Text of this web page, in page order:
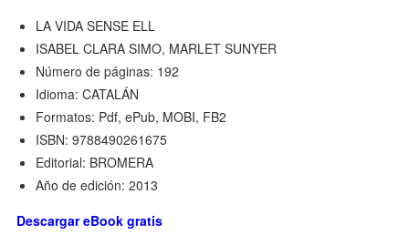
LA VIDA SENSE ELL
ISABEL CLARA SIMO, MARLET SUNYER
Número de páginas: 192
Idioma: CATALÁN
Formatos: Pdf, ePub, MOBI, FB2
ISBN: 9788490261675
Editorial: BROMERA
Año de edición: 2013
Descargar eBook gratis